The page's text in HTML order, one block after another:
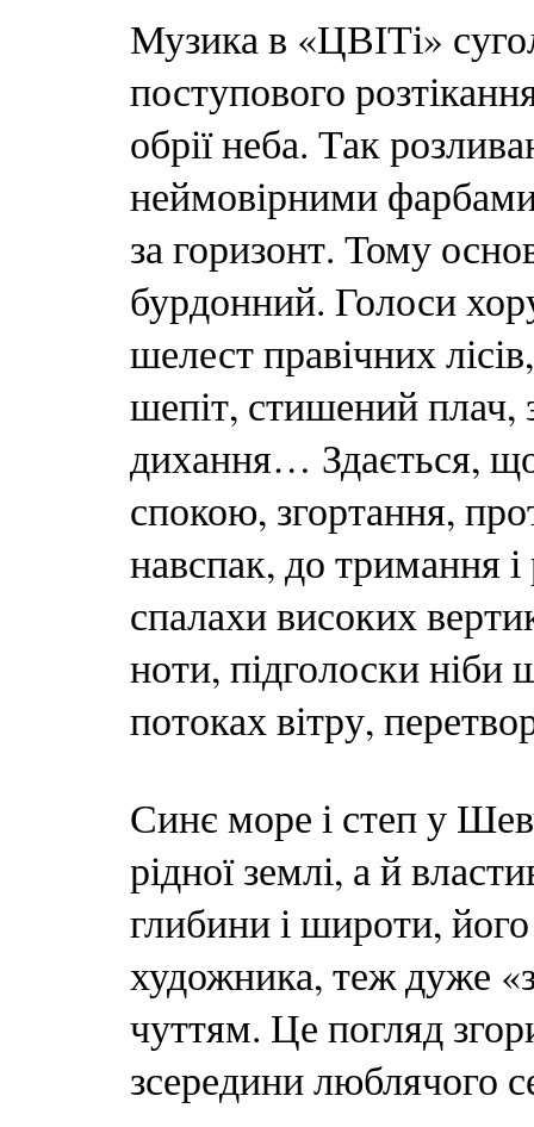
Музика в «ЦВІТі»
поступового
обрії неба. Так
неймовірними
за горизонт. Тому
бурдонний. Голоси
шелест правічних
шепіт, стишений плач,
дихання… Здається,
спокою, згортання,
навспак, до тримання
спалахи високих
ноти, підголоски
потоках вітру,
Синє море і степ у
рідної землі, а й
глибини і широти, його
художника, теж дуже
чуттям. Це погляд
зсередини люблячого